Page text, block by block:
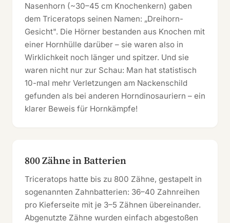
Nasenhorn (~30–45 cm Knochenkern) gaben
dem Triceratops seinen Namen: „Dreihorn-
Gesicht". Die Hörner bestanden aus Knochen mit
einer Hornhülle darüber – sie waren also in
Wirklichkeit noch länger und spitzer. Und sie
waren nicht nur zur Schau: Man hat statistisch
10-mal mehr Verletzungen am Nackenschild
gefunden als bei anderen Horndinosauriern – ein
klarer Beweis für Hornkämpfe!
800 Zähne in Batterien
Triceratops hatte bis zu 800 Zähne, gestapelt in
sogenannten Zahnbatterien: 36–40 Zahnreihen
pro Kieferseite mit je 3–5 Zähnen übereinander.
Abgenutzte Zähne wurden einfach abgestoßen